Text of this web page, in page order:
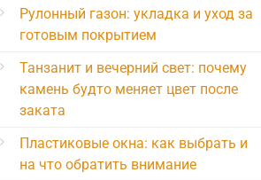
Рулонный газон: укладка и уход за
готовым покрытием
Танзанит и вечерний свет: почему
камень будто меняет цвет после
заката
Пластиковые окна: как выбрать и
на что обратить внимание